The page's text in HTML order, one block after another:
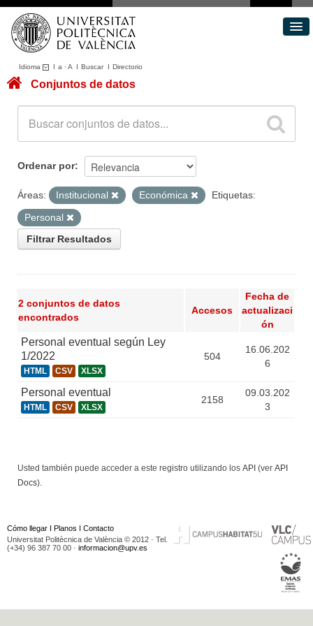
Idioma I a ·A I BuscarI Directorio
Conjuntos de datos
Acerca de
Portal de Transparencia
Conjuntos de datos
Ordenar por
Áreas: Institucional Económica
Etiquetas:
Personal
Filtrar Resultados
2 conjuntos de datos
encontrados
Accesos
Fecha de
actualizaci
ón
Personal eventual según Ley
1/2022
HTML CSV XLSX
504
16.06.202
6
Personal eventual
HTML CSV XLSX
2158
09.03.202
3
Usted también puede acceder a este registro utilizando los API (ver API
Docs).
Cómo llegar I Planos I Contacto
Universitat Politècnica de València © 2012 · Tel.
(+34) 96 387 70 00 · informacion@upv.es